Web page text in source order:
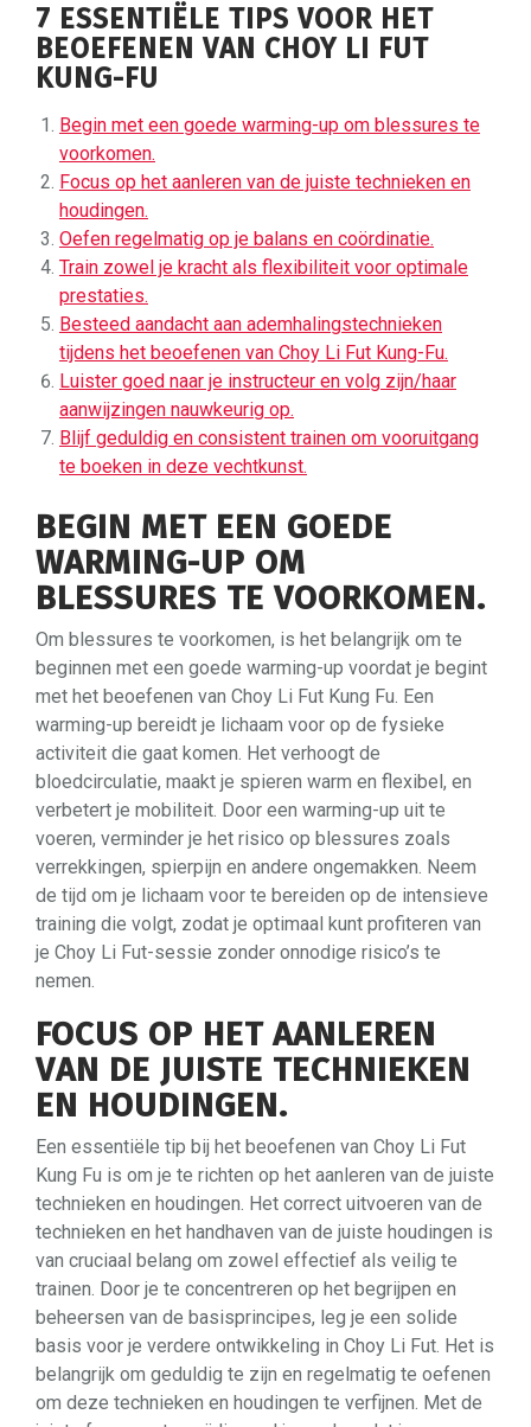
7 ESSENTIËLE TIPS VOOR HET
BEOEFENEN VAN CHOY LI FUT
KUNG-FU
Begin met een goede warming-up om blessures te
voorkomen.
Focus op het aanleren van de juiste technieken en
houdingen.
Oefen regelmatig op je balans en coördinatie.
Train zowel je kracht als flexibiliteit voor optimale
prestaties.
Besteed aandacht aan ademhalingstechnieken
tijdens het beoefenen van Choy Li Fut Kung-Fu.
Luister goed naar je instructeur en volg zijn/haar
aanwijzingen nauwkeurig op.
Blijf geduldig en consistent trainen om vooruitgang
te boeken in deze vechtkunst.
BEGIN MET EEN GOEDE
WARMING-UP OM
BLESSURES TE VOORKOMEN.
Om blessures te voorkomen, is het belangrijk om te
beginnen met een goede warming-up voordat je begint
met het beoefenen van Choy Li Fut Kung Fu. Een
warming-up bereidt je lichaam voor op de fysieke
activiteit die gaat komen. Het verhoogt de
bloedcirculatie, maakt je spieren warm en flexibel, en
verbetert je mobiliteit. Door een warming-up uit te
voeren, verminder je het risico op blessures zoals
verrekkingen, spierpijn en andere ongemakken. Neem
de tijd om je lichaam voor te bereiden op de intensieve
training die volgt, zodat je optimaal kunt profiteren van
je Choy Li Fut-sessie zonder onnodige risico’s te
nemen.
FOCUS OP HET AANLEREN
VAN DE JUISTE TECHNIEKEN
EN HOUDINGEN.
Een essentiële tip bij het beoefenen van Choy Li Fut
Kung Fu is om je te richten op het aanleren van de juiste
technieken en houdingen. Het correct uitvoeren van de
technieken en het handhaven van de juiste houdingen is
van cruciaal belang om zowel effectief als veilig te
trainen. Door je te concentreren op het begrijpen en
beheersen van de basisprincipes, leg je een solide
basis voor je verdere ontwikkeling in Choy Li Fut. Het is
belangrijk om geduldig te zijn en regelmatig te oefenen
om deze technieken en houdingen te verfijnen. Met de